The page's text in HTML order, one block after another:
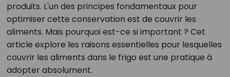
produits. L'un des principes fondamentaux pour
optimiser cette conservation est de couvrir les
aliments. Mais pourquoi est-ce si important ? Cet
article explore les raisons essentielles pour lesquelles
couvrir les aliments dans le frigo est une pratique à
adopter absolument.